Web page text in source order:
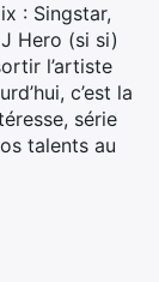
: Singstar,
Hero (si si)
l’artiste
c’est la
série
talents au